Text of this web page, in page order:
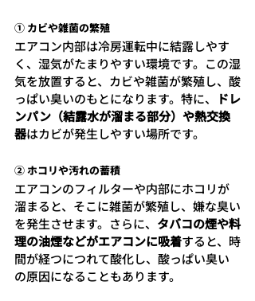
① カビや雑菌の繁殖
エアコン内部は冷房運転中に結露しやす
く、湿気がたまりやすい環境です。この湿
気を放置すると、カビや雑菌が繁殖し、酸
っぱい臭いのもとになります。特に、
ドレ
ンパン（結露水が溜まる部分）や熱交換
器はカビが発生しやすい場所です。
② ホコリや汚れの蓄積
エアコンのフィルターや内部にホコリが
溜まると、そこに雑菌が繁殖し、嫌な臭い
を発生させます。さらに、 タバコの煙や料
理の油煙などがエアコンに吸着すると、時
間が経つにつれて酸化し、酸っぱい臭い
の原因になることもあります。